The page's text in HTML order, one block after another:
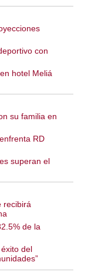
con
hotel Meliá
su familia en
RD
superan el
recibirá
de la
del